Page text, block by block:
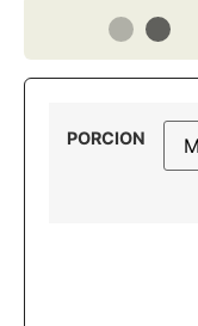
PORCION